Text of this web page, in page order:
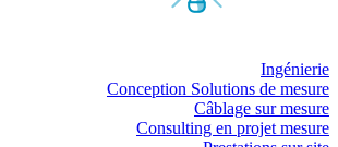
Ingénierie
Conception Solutions de mesure
Câblage sur mesure
Consulting en projet mesure